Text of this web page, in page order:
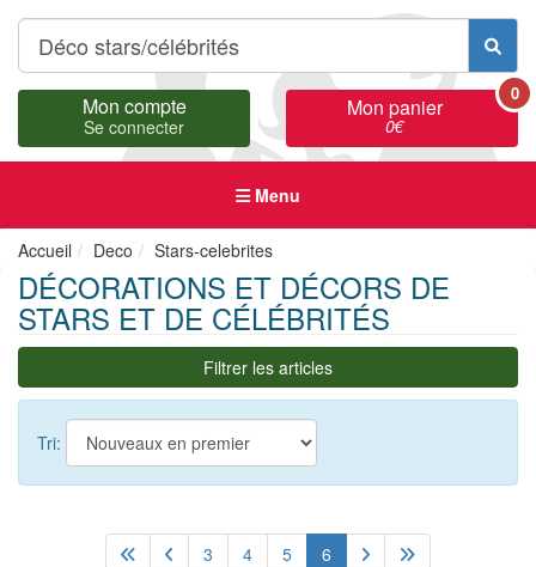
Mon compte
Se connecter
Mon panier
0€
0
Menu
Accueil Deco Stars-celebrites
DÉCORATIONS ET DÉCORS DE
STARS ET DE CÉLÉBRITÉS
Filtrer les articles
Tri:
3 4 5 6